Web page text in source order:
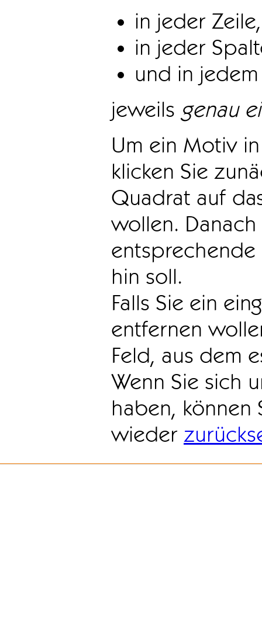
in jeder Zeile,
in jeder
und in
jeweils genau
Um ein Motiv
klicken Sie
Quadrat auf
wollen.
hin soll.
Falls Sie ein
entfernen
Feld, aus dem
Wenn Sie sich
haben, können
wieder